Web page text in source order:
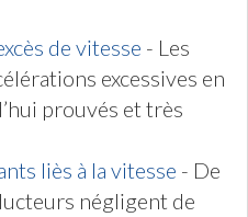
de vitesse - Les
excessives en
prouvés et très
liès à la vitesse - De
négligent de